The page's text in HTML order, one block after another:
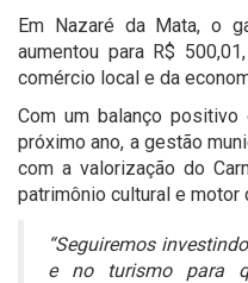
Em Nazaré da Mata, o
aumentou para R$
comércio local e da
Com um balanço
próximo ano, a gestão
com a valorização do
patrimônio cultural e
“Seguiremos
e no turismo para